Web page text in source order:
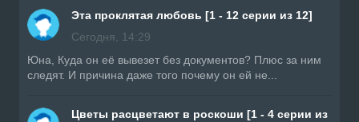
Эта проклятая любовь [1 - 12 серии из 12]
Сегодня, 14:29
Юна, Куда он её вывезет без документов? Плюс за ним
следят. И причина даже того почему он ей не...
Цветы расцветают в роскоши [1 - 4 серии из